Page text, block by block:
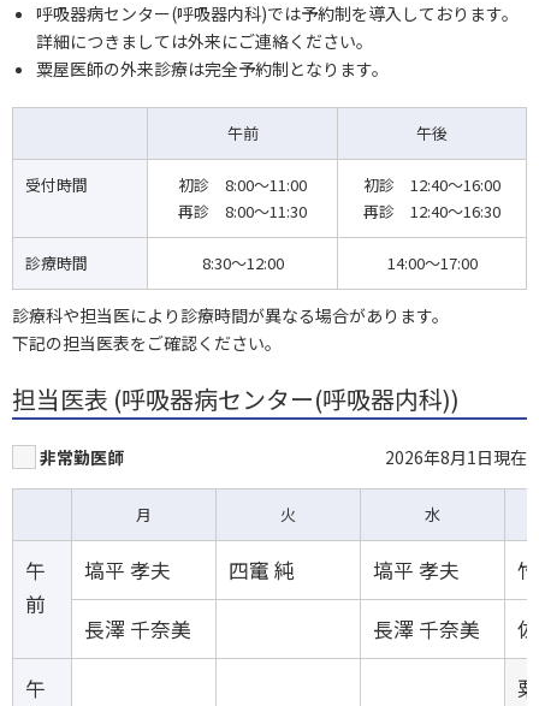
呼吸器病センター(呼吸器内科)では予約制を導入しております。
詳細につきましては外来にご連絡ください。
粟屋医師の外来診療は完全予約制となります。
午前 午後
受付時間
初診 8:00～11:00
再診 8:00～11:30
初診 12:40～16:00
再診 12:40～16:30
診療時間 8:30～12:00 14:00～17:00
診療科や担当医により診療時間が異なる場合があります。
下記の担当医表をご確認ください。
担当医表 (呼吸器病センター(呼吸器内科))
非常勤医師 2026年8月1日現在
月 火 水
午
前
塙平 孝夫 四竃 純 塙平 孝夫
長澤 千奈美 長澤 千奈美
午